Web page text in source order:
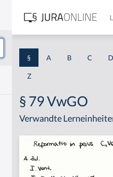
§ A B C D
Z
§ 79 VwGO
Verwandte